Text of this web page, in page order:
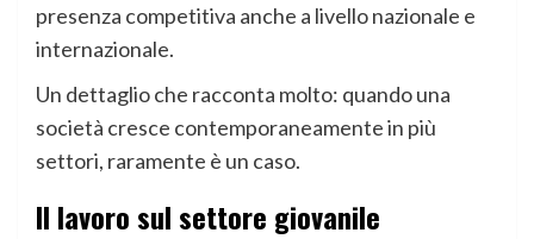
presenza competitiva anche a livello nazionale e
internazionale.
Un dettaglio che racconta molto: quando una
società cresce contemporaneamente in più
settori, raramente è un caso.
Il lavoro sul settore giovanile